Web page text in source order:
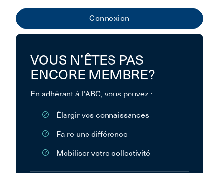
VOUS N’ÊTES PAS
ENCORE MEMBRE?
En adhérant à l’ABC, vous pouvez :
Élargir vos connaissances
Faire une différence
Mobiliser votre collectivité